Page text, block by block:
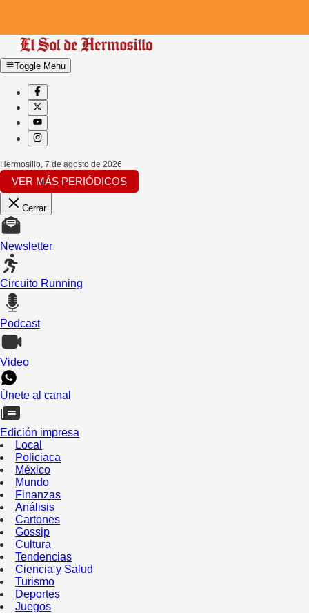
Toggle Menu
Hermosillo 7 de agosto de 2026
VER MÁS PERIÓDICOS
Cerrar
Newsletter
Circuito Running
Podcast
Video
Únete al canal
Edición impresa
Local
Policiaca
México
Mundo
Finanzas
Análisis
Cartones
Gossip
Cultura
Tendencias
Ciencia y Salud
Turismo
Deportes
Juegos